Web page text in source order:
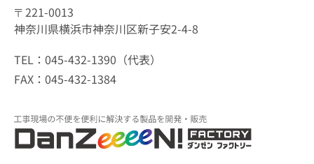
〒221-0013
神奈川県横浜市神奈川区新子安2-4-8
TEL：045-432-1390（代表）
FAX：045-432-1384